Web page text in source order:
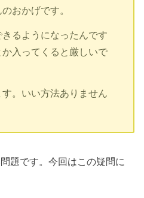
おかげです。
るようになったんです
入ってくると厳しいで
。いい方法ありません
題です。今回はこの疑問に